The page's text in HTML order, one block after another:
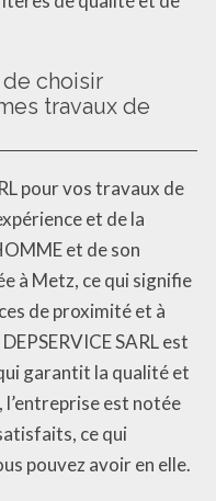
choisir
travaux de
pour vos travaux de
et de la
et de son
à Metz, ce qui signifie
de proximité et à
SARL est
garantit la qualité et
l’entreprise est notée
ce qui
pouvez avoir en elle.